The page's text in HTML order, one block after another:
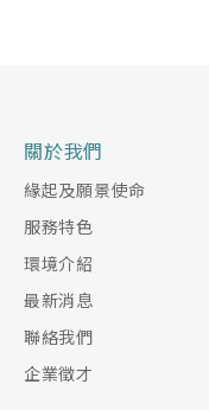
關於我們
緣起及願景使命
服務特色
環境介紹
最新消息
聯絡我們
企業徵才